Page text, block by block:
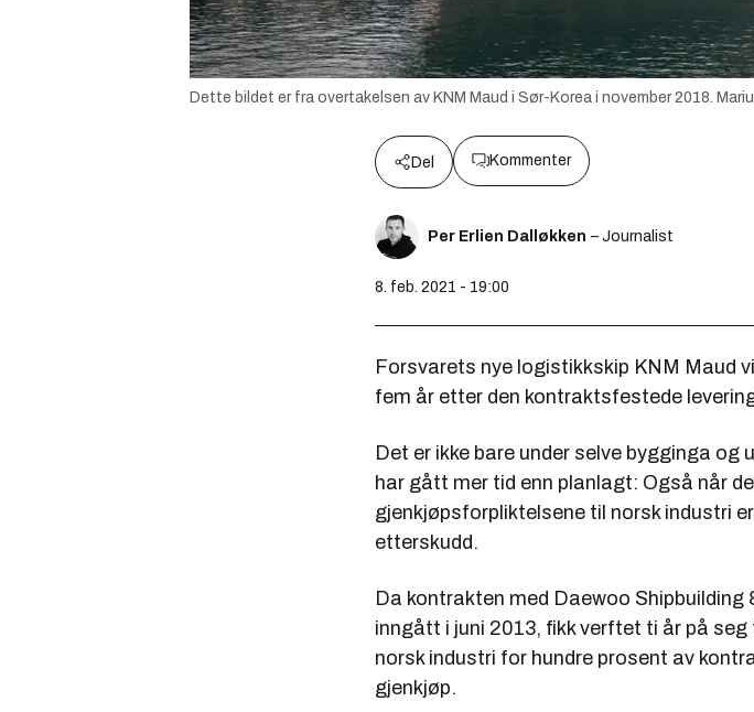
Dette bildet er fra overtakelsen av KNM Maud i Sør-Korea i november 2018.
Del Kommenter
Per Erlien Dalløkken – Journalist
8. feb. 2021 - 19:00
Forsvarets nye logistikkskip KNM Maud
fem år etter den kontraktsfestede
Det er ikke bare under selve bygginga
har gått mer tid enn planlagt: Også når
gjenkjøpsforpliktelsene til norsk industri
etterskudd.
Da kontrakten med Daewoo
inngått i juni 2013, fikk verftet ti år på
norsk industri for hundre prosent av
gjenkjøp.